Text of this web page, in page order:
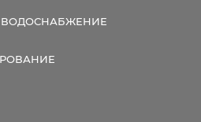
ВОДОСНАБЖЕНИЕ